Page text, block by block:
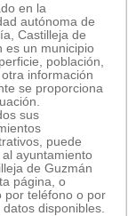
en la
autónoma de
Castilleja de
es un municipio
población,
información
se proporciona
sus
puede
ayuntamiento
de Guzmán
página, o
por teléfono o por
disponibles.